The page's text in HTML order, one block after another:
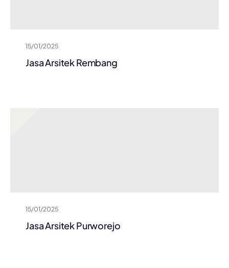
15/01/2025
Jasa Arsitek Rembang
15/01/2025
Jasa Arsitek Purworejo